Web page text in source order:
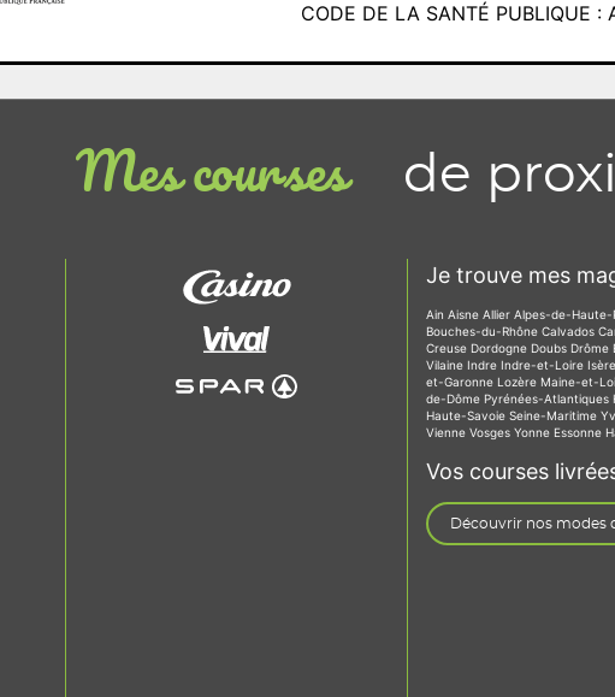
CODE DE LA SANTÉ PUBLIQUE
Mes courses de
Je trouve mes
Ain Aisne Allier Alpes-de-Haute-
Bouches-du-Rhône Calvados
Creuse Dordogne Doubs Drôme
Vilaine Indre Indre-et-Loire Isère
et-Garonne Lozère Maine-et-
de-Dôme Pyrénées-Atlantiques
Haute-Savoie Seine-Maritime
Vienne Vosges Yonne Essonne
Vos courses
Découvrir nos modes